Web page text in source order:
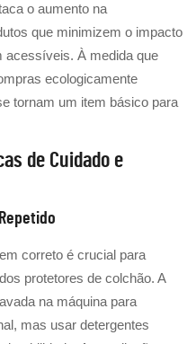
o aumento na
que minimizem o impacto
acessíveis. À medida que
ecologicamente
tornam um item básico para
de Cuidado e
correto é crucial para
protetores de colchão. A
na máquina para
mas usar detergentes